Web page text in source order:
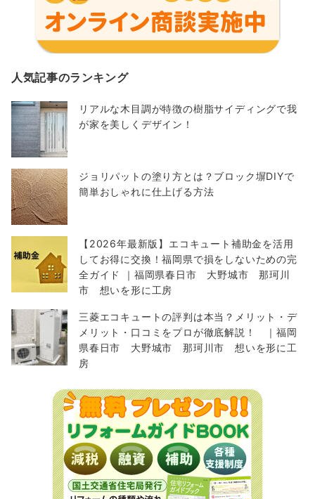
人気記事のランキング
リアルな木目調が特徴の樹脂サイディングで我
が家を美しくデザイン！
ジョリパットの塗り方とは？ブロック塀DIYで
簡単おしゃれに仕上げる方法
【2026年最新版】エコキュート補助金を活用
してお得に交換！福岡県で損をしないための完
全ガイド ｜福岡県春日市 大野城市 那珂川
市 想いを形に工房
三菱エコキュートの評判は本当？メリット・デ
メリット・口コミをプロが徹底解説！ ｜福岡
県春日市 大野城市 那珂川市 想いを形に工
房